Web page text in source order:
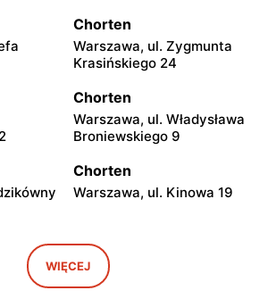
Chorten
Warszawa, ul. Zygmunta
Krasińskiego 24
Chorten
Warszawa, ul. Władysława
Broniewskiego 9
Chorten
Warszawa, ul. Kinowa 19
Chorten
Warszawa al. Stanów
Zjednoczonych 32/U1
WIĘCEJ